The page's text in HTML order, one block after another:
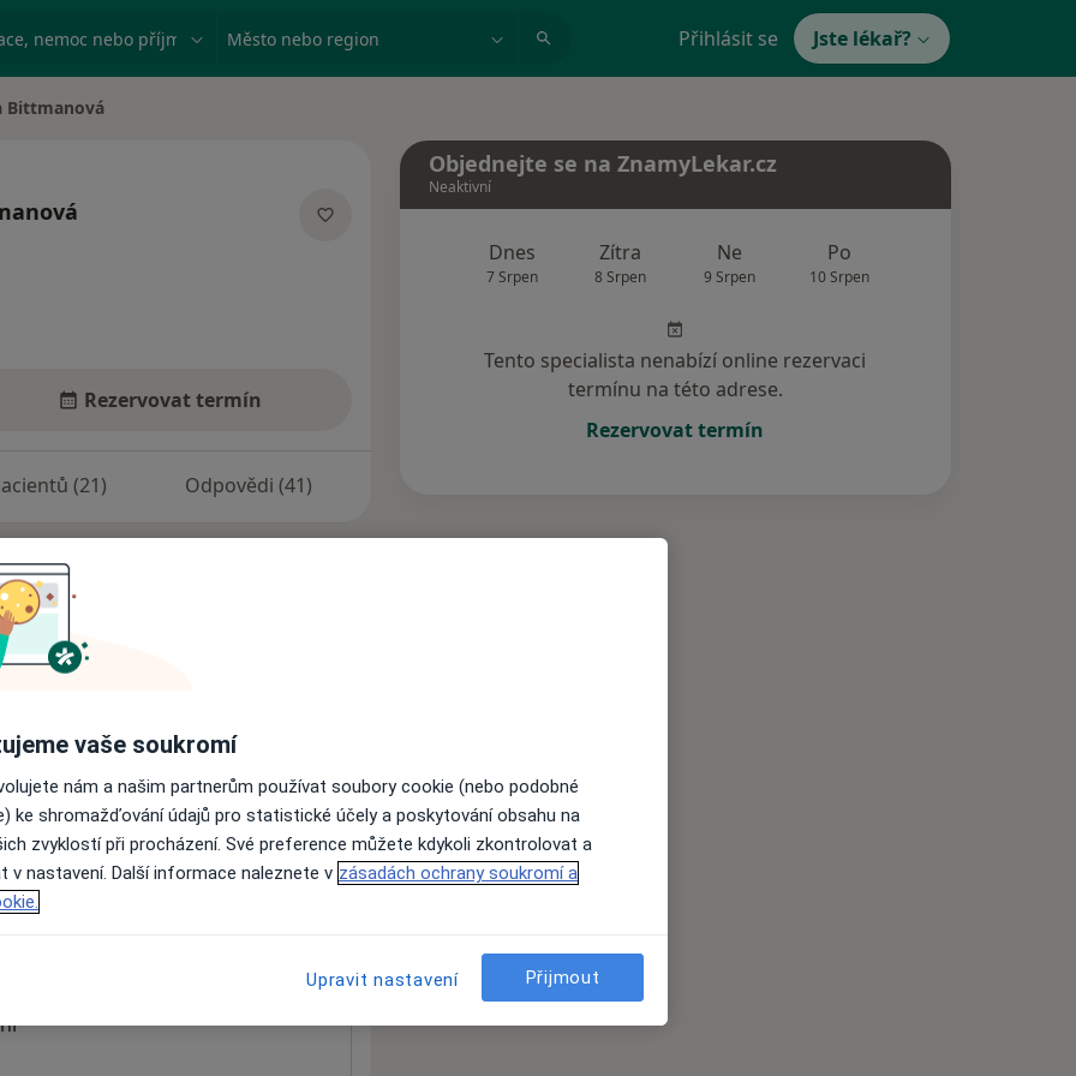
nemoc nebo příjmení Město nebo region Přihlásit se Jste lékař?
Bittmanová
Rezervovat termín
(21) Odpovědi (41)
nejsou k dispozici
informace o svých službách.
Objednejte se na ZnamyLekar.cz
Neaktivní
Dnes
7 Srpen
Zítra
8 Srpen
Ne
9 Srpen
Po
10 Srpen
Tento specialista nenabízí online rezervaci
termínu na této adrese.
Rezervovat termín
vaše soukromí
nám a našim partnerům používat soubory cookie (nebo podobné
ke shromažďování údajů pro statistické účely a poskytování obsahu na
zvyklostí při procházení. Své preference můžete kdykoli zkontrolovat a
v nastavení. Další informace naleznete v zásadách ochrany soukromí a
Upravit nastavení Přijmout